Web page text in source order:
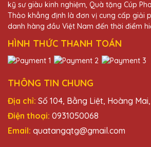
Rất hài lòng với sản phẩm và
Quà Tặng Pha Lê QTG. Cúp
kế độc đáo và chất lượng
đúng giá trị của người nhận.
Dương Văn Lâm
27/11/2025
Dịch vụ khách hàng của
tiếp tục ủng hộ!
kỹ sư giàu kinh nghiệm, Quà tặng Cúp
Thảo khẳng định là đơn vị cung cấp giải
danh hàng đầu Việt Nam đến thời điểm
HÌNH THỨC THANH TOÁN
THÔNG TIN CHUNG
Địa chỉ: Số 104, Bằng Liệt, Hoàng
Điện thoại: 0931050068
Email: quatangqtg@gmail.com